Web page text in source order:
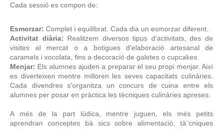
Cada sessió es compon de:
Esmorzar: Complet i equilibrat. Cada dia un esmorzar diferent.
Activitat diària: Realitzem diversos tipus d'activitats, des de
visites al mercat o a botigues d'elaboració artesanal de
caramels i xocolata, fins a decoració de galetes o cupcakes.
Menjar: Els alumnes ajuden a preparar el seu propi menjar. Així
es diverteixen mentre milloren les seves capacitats culinàries.
Cada divendres s'organitza un concurs de cuina entre els
alumnes per posar en pràctica les tècniques culinàries apreses.
A més de la part lúdica, mentre juguen, els més petits
aprendran conceptes bà sics sobre alimentació, tà¨cniques